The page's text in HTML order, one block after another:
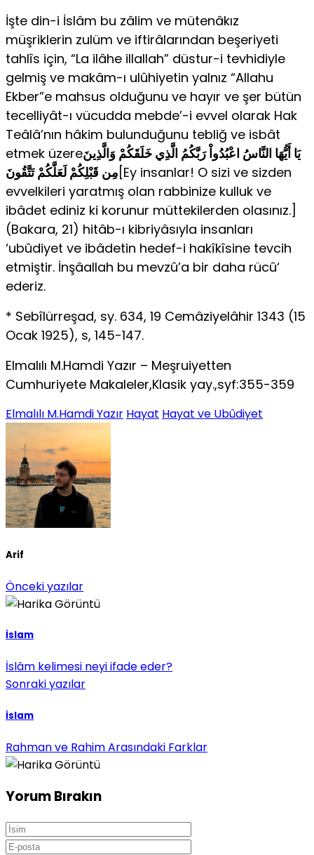
İşte din-i İslâm bu zâlim ve mütenâkız
müşriklerin zulüm ve iftirâlarından beşeriyeti
tahlîs için, “La ilâhe illallah” düstur-i tevhidiyle
gelmiş ve makâm-ı ulûhiyetin yalnız “Allahu
Ekber”e mahsus olduğu­nu ve hayır ve şer bütün
tecelliyât-ı vücudda mebde’-i evvel olarak Hak
Teâlâ’nın hâkim bulunduğunu tebliğ ve isbât
etmek üzereيَا أَيُّهَا النَّاسُ اعْبُدُواْ رَبَّكُمُ الَّذِي خَلَقَكُمْ وَالَّذِينَ
مِن قَبْلِكُمْ لَعَلَّكُمْ تَتَّقُونَ[Ey insanlar! O sizi ve sizden
evvelkileri yaratmış olan rabbinize kulluk ve
ibâdet ediniz ki korunur müttekilerden olasınız.]
(Bakara, 21) hitâb-ı kibriyâsıyla insanları
‘ubûdiyet ve ibâdetin hedef-i hakîkîsine tevcih
et­miştir. İnşâallah bu mevzû’a bir daha rücû‘
ederiz.
* Sebîlürreşad, sy. 634, 19 Cemâziyelâhir 1343 (15
Ocak 1925), s, 145-147.
Elmalılı M.Hamdi Yazır – Meşruiyetten
Cumhuriyete Makaleler,Klasik yay.,syf:355-359
Elmalılı M.Hamdi Yazır Hayat Hayat ve Ubûdiyet
Arif
Önceki yazılar
İslam
İslâm kelimesi neyi ifade eder?
Sonraki yazılar
İslam
Rahman ve Rahim Arasındaki Farklar
Yorum Bırakın